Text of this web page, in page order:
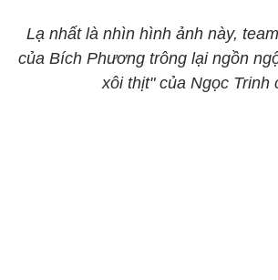
Lạ nhất là nhìn hình ảnh này,
của Bích Phương trông lại ngồn
xôi thịt" của Ngọc Trinh